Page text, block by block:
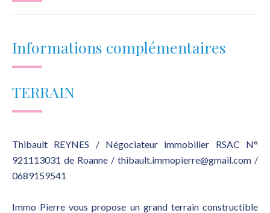
Informations complémentaires
TERRAIN
Thibault REYNES / Négociateur immobilier RSAC N°
921113031 de Roanne / thibault.immopierre@gmail.com /
0689159541
Immo Pierre vous propose un grand terrain constructible